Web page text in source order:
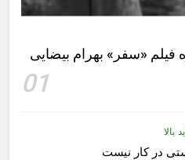
«سفر» بهرام بیضایی
01
بالا
در کار نیست